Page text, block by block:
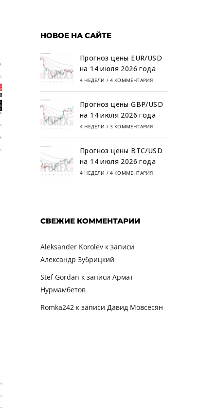
НОВОЕ НА САЙТЕ
Прогноз цены EUR/USD
на 14 июля 2026 года
4 НЕДЕЛИ / 4 КОММЕНТАРИЯ
Прогноз цены GBP/USD
на 14 июля 2026 года
4 НЕДЕЛИ / 3 КОММЕНТАРИЯ
Прогноз цены BTC/USD
на 14 июля 2026 года
4 НЕДЕЛИ / 4 КОММЕНТАРИЯ
СВЕЖИЕ КОММЕНТАРИИ
Aleksander Korolevк записи
Александр Зубрицкий
Stef Gordan к записи Армат
Нурмамбетов
Romka242 к записи Давид Мовсесян